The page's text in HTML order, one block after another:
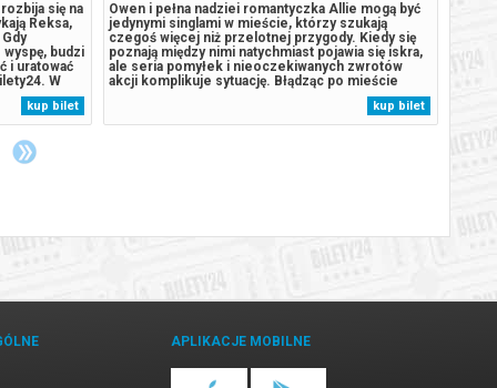
się na
Reksa,
budzi
i uratować
W
kup bilet
Owen i pełna nadziei romantyczka Allie mogą być
jedynymi singlami w mieście, którzy szukają
czegoś więcej niż przelotnej przygody. Kiedy się
poznają między nimi natychmiast pojawia się iskra,
ale seria pomyłek i nieoczekiwanych zwrotów
akcji komplikuje sytuację. Błądząc po mieście
odkrywają, że to, czego pragną najbardziej, jest
bliżej, niż im się wydaje.******* Bezpieczne zakupy
w Bilety24. W przypadku...
kup bilet
APLIKACJE MOBILNE